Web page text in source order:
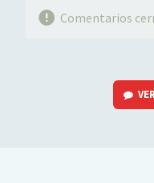
Comentarios